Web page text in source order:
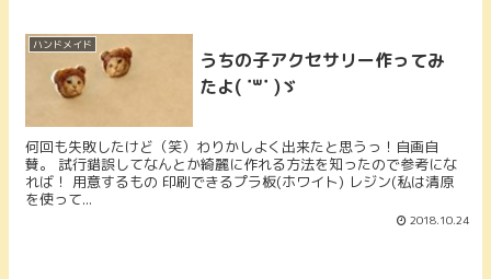
ハンドメイド
うちの子アクセサリー作ってみ
たよ( ˙꒳˙ )ゞ
何回も失敗したけど（笑）わりかしよく出来たと思うっ！自画自
賛。 試行錯誤してなんとか綺麗に作れる方法を知ったので参考にな
れば！ 用意するもの 印刷できるプラ板(ホワイト) レジン(私は清原
を使って...
2018.10.24